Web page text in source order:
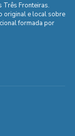
Três Fronteiras.
original e local sobre
formada por